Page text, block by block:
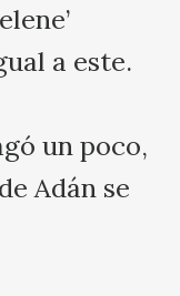
a este.
un poco,
Adán se